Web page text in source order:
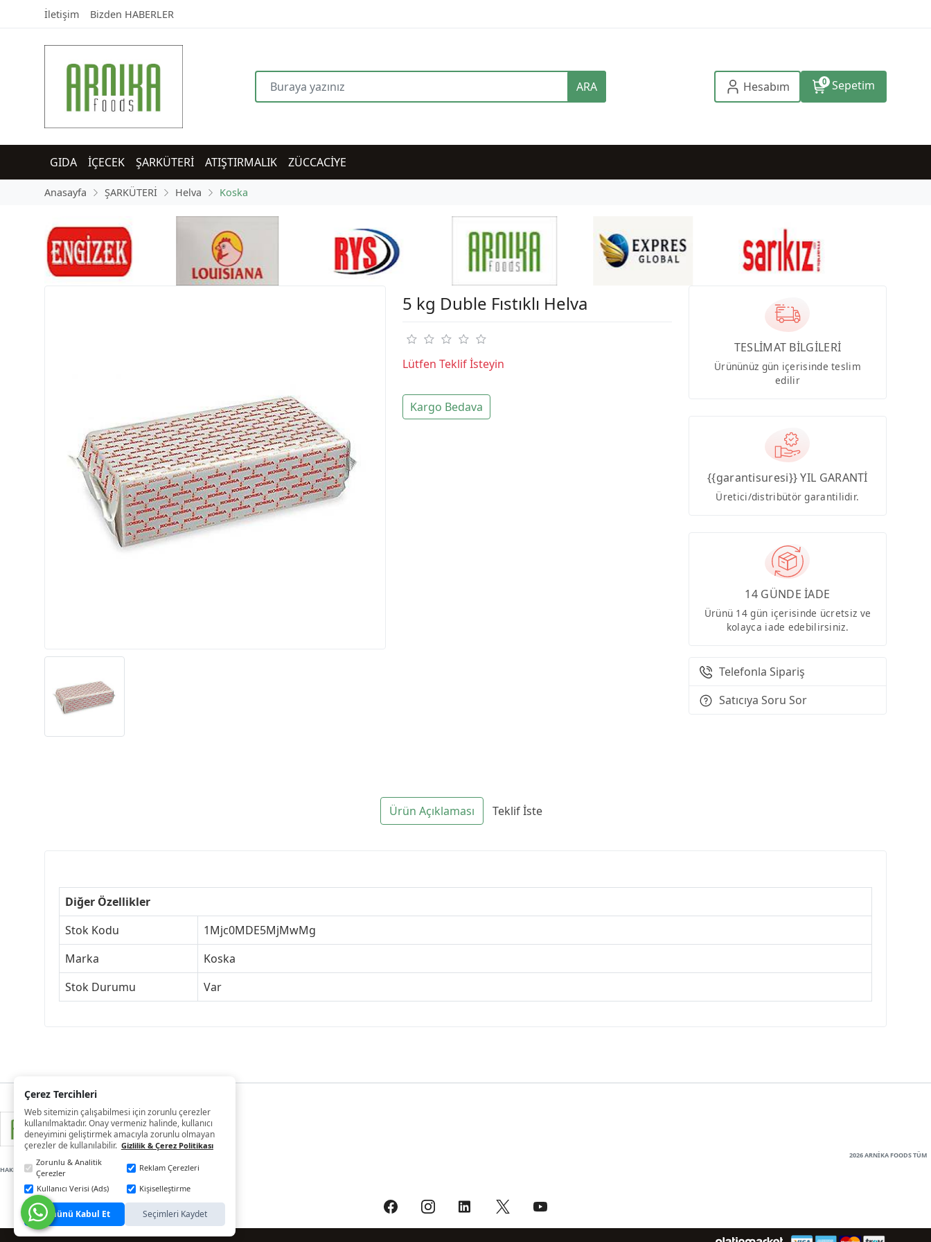
İletişim Bizden HABERLER
ARA Hesabım 0 Sepetim
GIDA İÇECEK ŞARKÜTERİ ATIŞTIRMALIK ZÜCCACİYE
Anasayfa ŞARKÜTERİ Helva Koska
5 kg Duble Fıstıklı Helva
Lütfen Teklif İsteyin
Kargo Bedava
TESLİMAT BİLGİLERİ
Ürününüz gün içerisinde teslim
edilir
{{garantisuresi}} YIL GARANTİ
Üretici/distribütör garantilidir.
14 GÜNDE İADE
Ürünü 14 gün içerisinde ücretsiz ve
kolayca iade edebilirsiniz.
Telefonla Sipariş
Satıcıya Soru Sor
Ürün Açıklaması Teklif İste
Diğer Özellikler
Stok Kodu
1Mjc0MDE5MjMwMg
Marka
Koska
Stok Durumu
Var
2026 ARNİKA FOODS TÜM
HAKLARI SAKLIDIR
Çerez Tercihleri
Web sitemizin çalışabilmesi için zorunlu çerezler
kullanılmaktadır. Onay vermeniz halinde, kullanıcı
deneyimini geliştirmek amacıyla zorunlu olmayan
çerezler de kullanılabilir. Gizlilik & Çerez Politikası
Zorunlu & Analitik
Çerezler
Reklam Çerezleri
Kullanıcı Verisi (Ads)
Kişiselleştirme
Tümünü Kabul Et Seçimleri Kaydet